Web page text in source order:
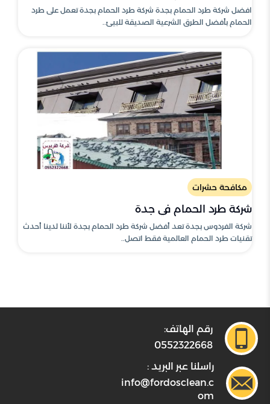
افضل شركة طرد الحمام بجدة شركة طرد الحمام بجدة تعمل على طرد
الحمام بأفضل الطرق الشرعية الصديقة للبيئ..
مكافحة حشرات
شركة طرد الحمام في جدة
شركة الفردوس بجدة تعد أفضل شركة طرد الحمام بجدة لأننا لدينا أحدث
تقنيات طرد الحمام العالمية فقط اتصل..
رقم الهاتف:
0552322668
راسلنا عبر البريد :
info@fordosclean.c
om